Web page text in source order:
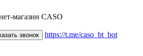
магазин CASO
звонок https://t.me/caso_bt_bot